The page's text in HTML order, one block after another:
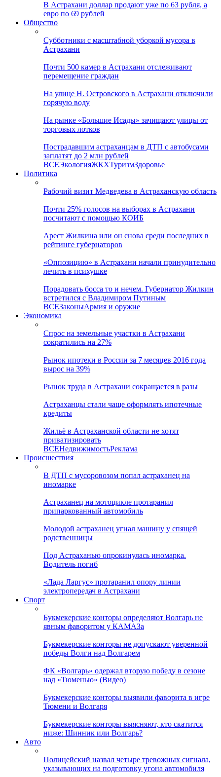
В Астрахани доллар продают уже по 63 рубля, а
евро по 69 рублей
Общество
Субботники с масштабной уборкой мусора в
Астрахани
Почти 500 камер в Астрахани отслеживают
перемещение граждан
На улице Н. Островского в Астрахани отключили
горячую воду
На рынке «Большие Исады» зачищают улицы от
торговых лотков
Пострадавшим астраханцам в ДТП с автобусами
заплатят до 2 млн рублей
ВСЕЭкологияЖКХТуризмЗдоровье
Политика
Рабочий визит Медведева в Астраханскую область
Почти 25% голосов на выборах в Астрахани
посчитают с помощью КОИБ
Арест Жилкина или он снова среди последних в
рейтинге губернаторов
«Оппозицию» в Астрахани начали принудительно
лечить в психушке
Порадовать босса то и нечем. Губернатор Жилкин
встретился с Владимиром Путиным
ВСЕЗаконыАрмия и оружие
Экономика
Спрос на земельные участки в Астрахани
сократились на 27%
Рынок ипотеки в России за 7 месяцев 2016 года
вырос на 39%
Рынок труда в Астрахани сокращается в разы
Астраханцы стали чаще оформлять ипотечные
кредиты
Жильё в Астраханской области не хотят
приватизировать
ВСЕНедвижимостьРеклама
Происшествия
В ДТП с мусоровозом попал астраханец на
иномарке
Астраханец на мотоцикле протаранил
припаркованный автомобиль
Молодой астраханец угнал машину у спящей
родственницы
Под Астраханью опрокинулась иномарка.
Водитель погиб
«Лада Ларгус» протаранил опору линии
электропередач в Астрахани
Спорт
Букмекерские конторы определяют Волгарь не
явным фаворитом у КАМАЗа
Букмекерские конторы не допускают уверенной
победы Волги над Волгарем
ФК «Волгарь» одержал вторую победу в сезоне
над «Тюменью» (Видео)
Букмекерские конторы выявили фаворита в игре
Тюмени и Волгаря
Букмекерские конторы выясняют, кто скатится
ниже: Шинник или Волгарь?
Авто
Полицейский назвал четыре тревожных сигнала,
указывающих на подготовку угона автомобиля